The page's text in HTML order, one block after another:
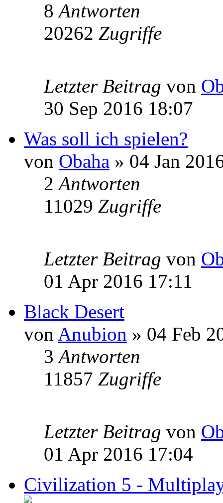
8Antworten
20262 Zugriffe
Letzter Beitrag von
30 Sep 2016 18:07
Was soll ich spielen?
von Obaha » 04 Jan
2Antworten
11029 Zugriffe
Letzter Beitrag von
01 Apr 2016 17:11
Black Desert
von Anubion » 04 Feb
3Antworten
11857 Zugriffe
Letzter Beitrag von
01 Apr 2016 17:04
Civilization 5 -